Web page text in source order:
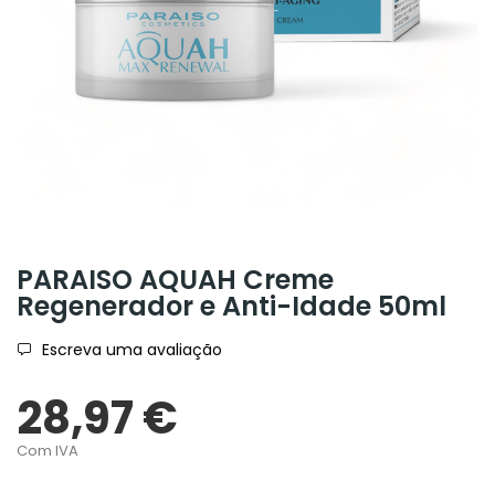
PARAISO AQUAH Creme
Regenerador e Anti-Idade 50ml
Escreva uma avaliação
28,97 €
Com IVA